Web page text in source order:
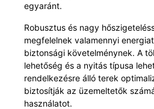
egyaránt.
Robusztus és nagy
megfelelnek valamennyi
biztonsági követelménynek. A
lehetőség és a nyitás típusa
rendelkezésre álló terek
biztosítják az üzemeltetők
használatot.